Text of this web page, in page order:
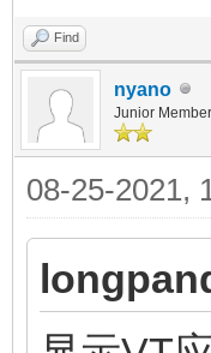
Find
nyano
Junior Member
08-25-2021,